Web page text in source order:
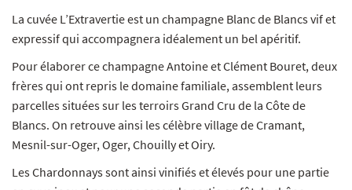
La cuvée L’Extravertie est un champagne Blanc de Blancs vif et
expressif qui accompagnera idéalement un bel apéritif.
Pour élaborer ce champagne Antoine et Clément Bouret, deux
frères qui ont repris le domaine familiale, assemblent leurs
parcelles situées sur les terroirs Grand Cru de la Côte de
Blancs. On retrouve ainsi les célèbre village de Cramant,
Mesnil-sur-Oger, Oger, Chouilly et Oiry.
Les Chardonnays sont ainsi vinifiés et élevés pour une partie